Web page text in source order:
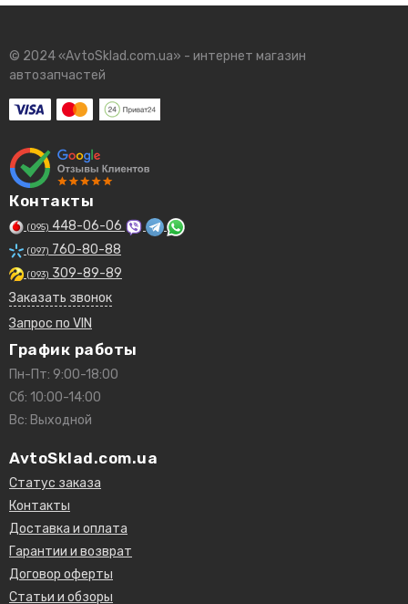
© 2024 «AvtoSklad.com.ua» - интернет магазин
автозапчастей
Контакты
(095) 448-06-06
(097) 760-80-88
(093) 309-89-89
Заказать звонок
Запрос по VIN
График работы
Пн-Пт: 9:00-18:00
Сб: 10:00-14:00
Вс: Выходной
AvtoSklad.com.ua
Статус заказа
Контакты
Доставка и оплата
Гарантии и возврат
Договор оферты
Статьи и обзоры